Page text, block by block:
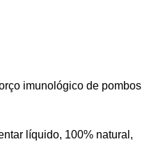
imunológico de pombos
líquido, 100% natural,